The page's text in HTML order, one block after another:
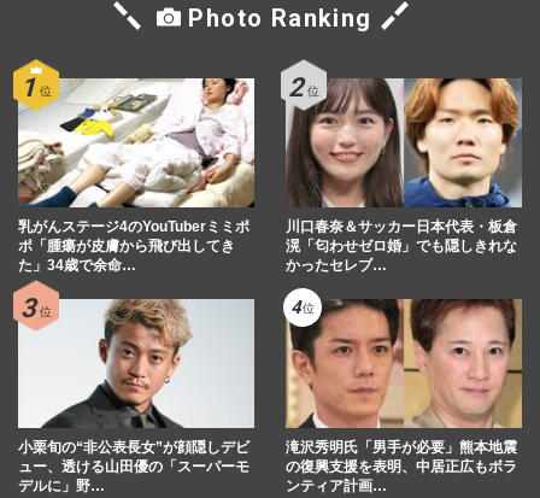
Photo Ranking
乳がんステージ4のYouTuberミミポ
ポ「腫瘍が皮膚から飛び出してき
た」34歳で余命…
川口春奈＆サッカー日本代表・板倉
滉「匂わせゼロ婚」でも隠しきれな
かったセレブ…
小栗旬の“非公表長女”が顔隠しデビ
ュー、透ける山田優の「スーパーモ
デルに」野…
滝沢秀明氏「男手が必要」熊本地震
の復興支援を表明、中居正広もボラ
ンティア計画…